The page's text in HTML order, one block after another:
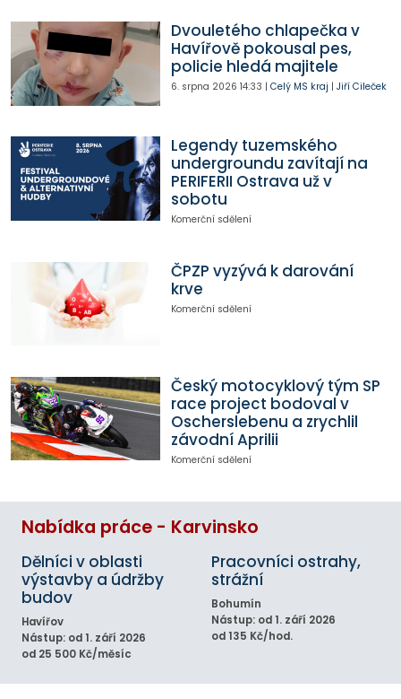
Dvouletého chlapečka v
Havířově pokousal pes,
policie hledá majitele
6. srpna 2026 14:33 | Celý MS kraj | Jiří Cileček
Legendy tuzemského
undergroundu zavítají na
PERIFERII Ostrava už v
sobotu
Komerční sdělení
ČPZP vyzývá k darování
krve
Komerční sdělení
Český motocyklový tým SP
race project bodoval v
Oscherslebenu a zrychlil
závodní Aprilii
Komerční sdělení
Nabídka práce - Karvinsko
Dělníci v oblasti
výstavby a údržby
budov
Havířov
Nástup: od 1. září 2026
od 25 500 Kč/měsíc
Pracovníci ostrahy,
strážní
Bohumín
Nástup: od 1. září 2026
od 135 Kč/hod.